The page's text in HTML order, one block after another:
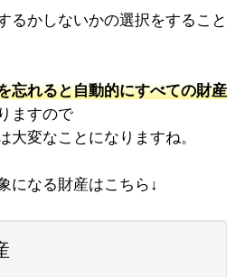
るかしないかの選択をすること
忘れると自動的にすべての財産
ますので
大変なことになりますね。
になる財産はこちら↓